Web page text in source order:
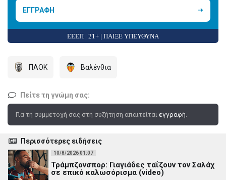
ΕΓΓΡΑΦΗ
ΕΕΕΠ | 21+ | ΠΑΙΞΕ ΥΠΕΥΘΥΝΑ
ΠΑΟΚ Βαλένθια
Πείτε τη γνώμη σας:
Για τη συμμετοχή σας στη συζήτηση απαιτείται εγγραφή.
Περισσότερες ειδήσεις
10/8/2026 01:07
Τράμπζονσπορ: Γιαγιάδες ταΐζουν τον Σαλάχ
σε επικό καλωσόρισμα (video)